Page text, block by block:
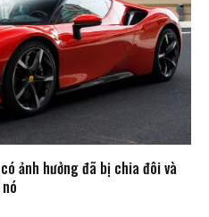
ảnh hưởng đã bị chia đôi và